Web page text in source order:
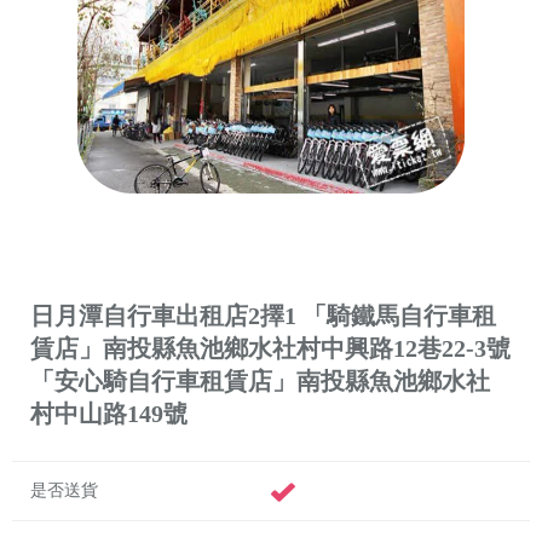
日月潭自行車出租店2擇1 「騎鐵馬自行車租
賃店」南投縣魚池鄉水社村中興路12巷22-3號
「安心騎自行車租賃店」南投縣魚池鄉水社
村中山路149號
是否送貨